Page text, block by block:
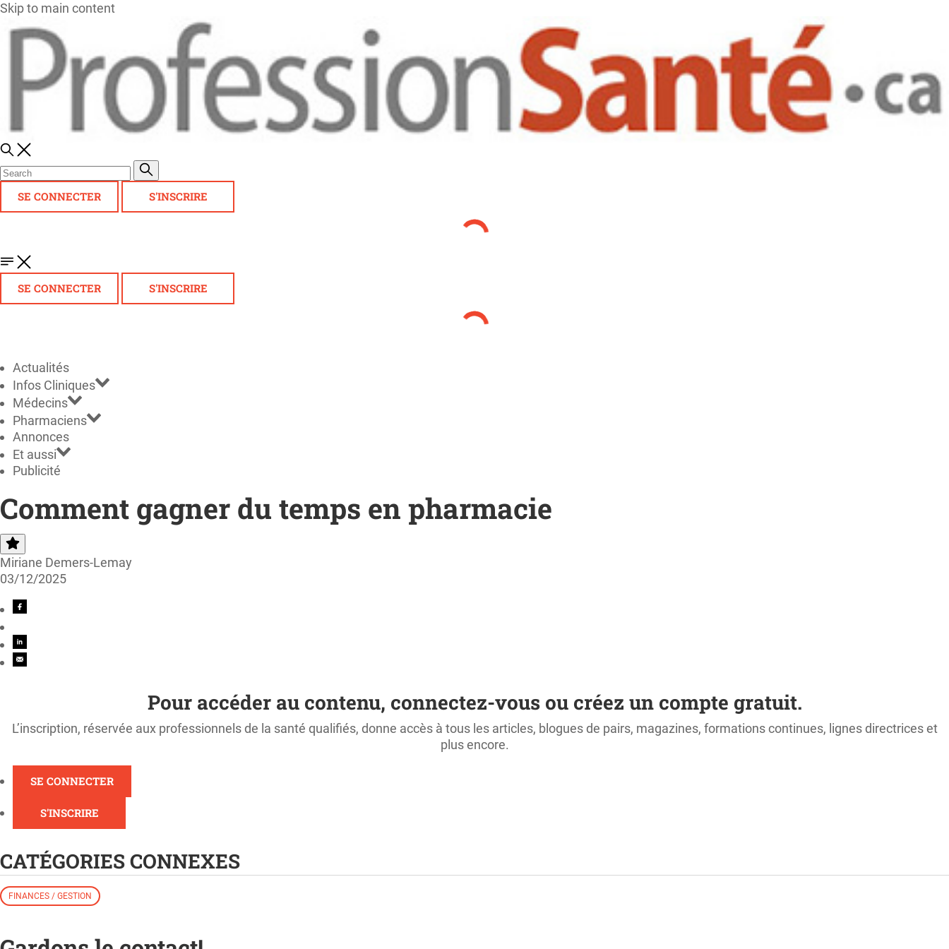
Skip to main content
SE CONNECTER S'INSCRIRE
SE CONNECTER S'INSCRIRE
Actualités
Infos Cliniques
Médecins
Pharmaciens
Annonces
Et aussi
Publicité
Comment gagner du temps en pharmacie
Miriane Demers-Lemay
03/12/2025
Pour accéder au contenu, connectez-vous ou créez un compte gratuit.
L’inscription, réservée aux professionnels de la santé qualifiés, donne accès à tous les articles, blogues de pairs, magazines, formations continues, lignes directrices et
plus encore.
SE CONNECTER
S'INSCRIRE
CATÉGORIES CONNEXES
FINANCES / GESTION